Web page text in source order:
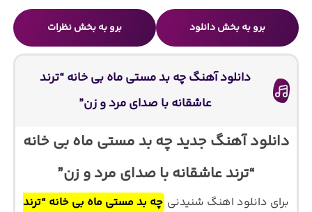
برو به بخش دانلود برو به بخش نظرات
دانلود آهنگ چه بد مستی ماه بی خانه “ترند
عاشقانه با صدای مرد و زن”
دانلود آهنگ جدید چه بد مستی ماه بی خانه
“ترند عاشقانه با صدای مرد و زن”
برای دانلود اهنگ شنیدنی چه بد مستی ماه بی خانه “ترند